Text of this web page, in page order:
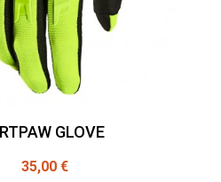
GLOVE
35,00 €